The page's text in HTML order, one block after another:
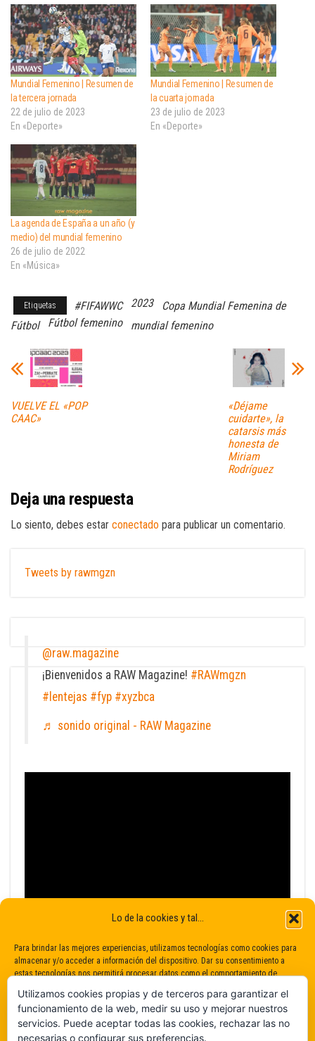
Lo de la cookies y tal...
Para brindar las mejores experiencias, utilizamos tecnologías como cookies para
almacenar y/o acceder a información del dispositivo. Dar su consentimiento a
estas tecnologías nos permitirá procesar datos como el comportamiento de
consentimiento puede afectar negativamente a determinadas características y
funciones.
Mundial Femenino | Resumen de
la tercera jornada
22 de julio de 2023
En «Deporte»
Mundial Femenino | Resumen de
la cuarta jornada
23 de julio de 2023
En «Deporte»
La agenda de España a un año (y
medio) del mundial femenino
26 de julio de 2022
En «Música»
Etiquetas #FIFAWWC 2023
Copa Mundial Femenina de
Fútbol
Fútbol femenino mundial femenino
VUELVE EL «POP
CAAC»
«Déjame
cuidarte», la
catarsis más
honesta de
Miriam
Rodríguez
Deja una respuesta
Lo siento, debes estar conectado para publicar un comentario.
Tweets by rawmgzn
@raw.magazine
¡Bienvenidos a RAW Magazine! #RAWmgzn
#lentejas #fyp #xyzbca
♬ sonido original - RAW Magazine
Utilizamos cookies propias y de terceros para garantizar el
funcionamiento de la web, medir su uso y mejorar nuestros
servicios. Puede aceptar todas las cookies, rechazar las no
necesarias o configurar sus preferencias.